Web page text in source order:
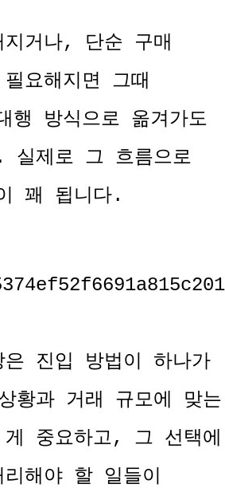
거나, 단순 구매
요해지면 그때
행 방식으로 옮겨가도
실제로 그 흐름으로
꽤 됩니다.
진입 방법이 하나가
황과 거래 규모에 맞는
중요하고, 그 선택에
해야 할 일들이